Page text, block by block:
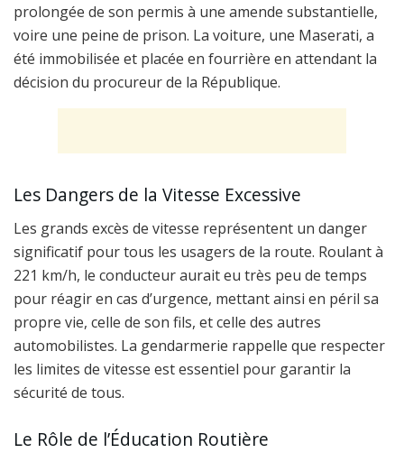
prolongée de son permis à une amende substantielle,
voire une peine de prison. La voiture, une Maserati, a
été immobilisée et placée en fourrière en attendant la
décision du procureur de la République.
Les Dangers de la Vitesse Excessive
Les grands excès de vitesse représentent un danger
significatif pour tous les usagers de la route. Roulant à
221 km/h, le conducteur aurait eu très peu de temps
pour réagir en cas d’urgence, mettant ainsi en péril sa
propre vie, celle de son fils, et celle des autres
automobilistes. La gendarmerie rappelle que respecter
les limites de vitesse est essentiel pour garantir la
sécurité de tous.
Le Rôle de l’Éducation Routière